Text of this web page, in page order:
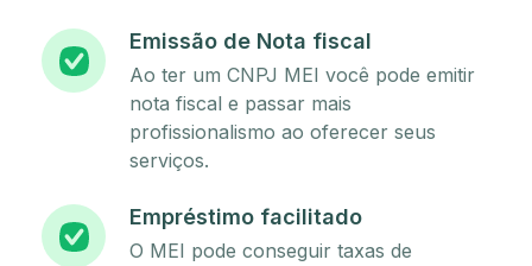
Emissão de Nota fiscal
Ao ter um CNPJ MEI você pode emitir
nota fiscal e passar mais
profissionalismo ao oferecer seus
serviços.
Empréstimo facilitado
O MEI pode conseguir taxas de